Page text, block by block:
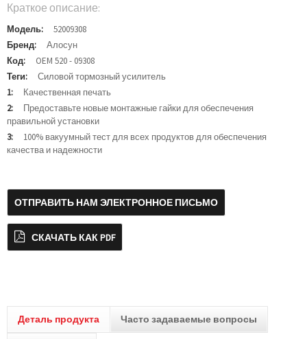
Краткое описание:
Модель:
52009308
Бренд:
Алосун
Код:
OEM 520 - 09308
Теги:
Силовой тормозный усилитель
1:
Качественная печать
2:
Предоставьте новые монтажные гайки для обеспечения
правильной установки
3:
100% вакуумный тест для всех продуктов для обеспечения
качества и надежности
ОТПРАВИТЬ НАМ ЭЛЕКТРОННОЕ ПИСЬМО
СКАЧАТЬ КАК PDF
Деталь продукта Часто задаваемые вопросы